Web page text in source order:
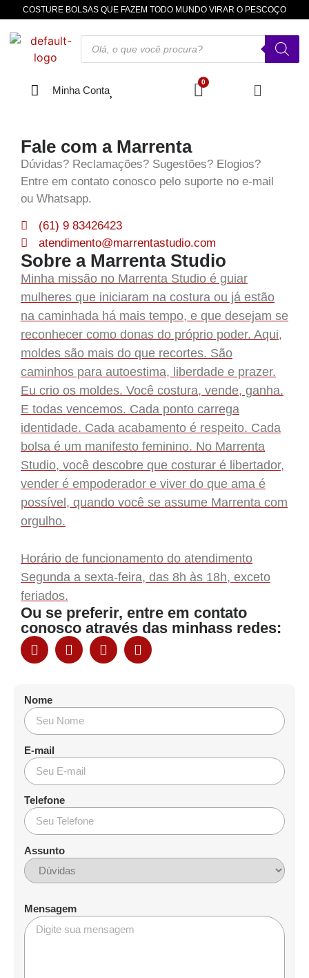
COSTURE BOLSAS QUE FAZEM TODO MUNDO VIRAR O PESCOÇO
Minha Conta
Fale com a Marrenta
Dúvidas? Reclamações? Sugestões? Elogios?
Entre em contato conosco pelo suporte no e-mail
ou Whatsapp.
(61) 9 83426423
atendimento@marrentastudio.com
Sobre a Marrenta Studio
Minha missão no Marrenta Studio é guiar
mulheres que iniciaram na costura ou já estão
na caminhada há mais tempo, e que desejam se
reconhecer como donas do próprio poder. Aqui,
moldes são mais do que recortes. São
caminhos para autoestima, liberdade e prazer.
Eu crio os moldes. Você costura, vende, ganha.
E todas vencemos. Cada ponto carrega
identidade. Cada acabamento é respeito. Cada
bolsa é um manifesto feminino. No Marrenta
Studio, você descobre que costurar é libertador,
vender é empoderador e viver do que ama é
possível, quando você se assume Marrenta com
orgulho.
Horário de funcionamento do atendimento
Segunda a sexta-feira, das 8h às 18h, exceto
feriados.
Ou se preferir, entre em contato
conosco através das minhass redes:
Nome
E-mail
Telefone
Assunto
Mensagem